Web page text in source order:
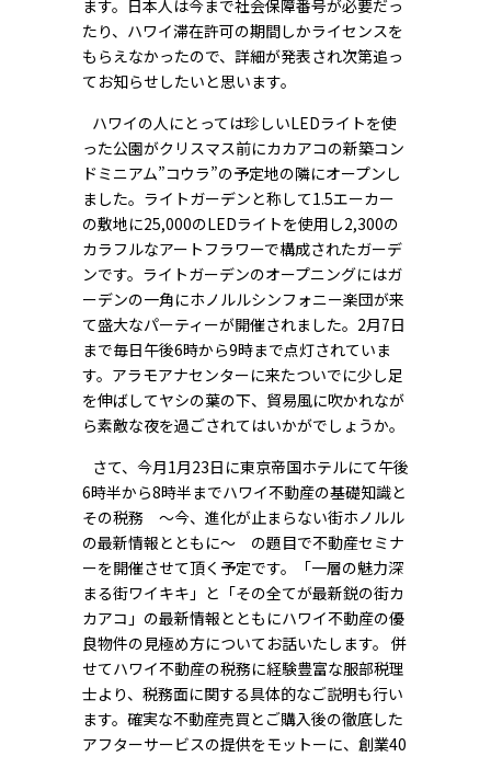
ます。日本人は今まで社会保障番号が必要だっ
たり、ハワイ滞在許可の期間しかライセンスを
もらえなかったので、詳細が発表され次第追っ
てお知らせしたいと思います。
ハワイの人にとっては珍しいLEDライトを使
った公園がクリスマス前にカカアコの新築コン
ドミニアム”コウラ”の予定地の隣にオープンし
ました。ライトガーデンと称して1.5エーカー
の敷地に25,000のLEDライトを使用し2,300の
カラフルなアートフラワーで構成されたガーデ
ンです。ライトガーデンのオープニングにはガ
ーデンの一角にホノルルシンフォニー楽団が来
て盛大なパーティーが開催されました。2月7日
まで毎日午後6時から9時まで点灯されていま
す。アラモアナセンターに来たついでに少し足
を伸ばしてヤシの葉の下、貿易風に吹かれなが
ら素敵な夜を過ごされてはいかがでしょうか。
さて、今月1月23日に東京帝国ホテルにて午後
6時半から8時半までハワイ不動産の基礎知識と
その税務 ～今、進化が止まらない街ホノルル
の最新情報とともに～ の題目で不動産セミナ
ーを開催させて頂く予定です。「一層の魅力深
まる街ワイキキ」と「その全てが最新鋭の街カ
カアコ」の最新情報とともにハワイ不動産の優
良物件の見極め方についてお話いたします。 併
せてハワイ不動産の税務に経験豊富な服部税理
士より、税務面に関する具体的なご説明も行い
ます。確実な不動産売買とご購入後の徹底した
アフターサービスの提供をモットーに、創業40